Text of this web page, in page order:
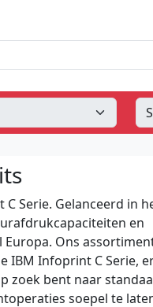
Serie. Gelanceerd in
en
Ons
IBM Infoprint C Serie,
zoek bent naar
soepel te